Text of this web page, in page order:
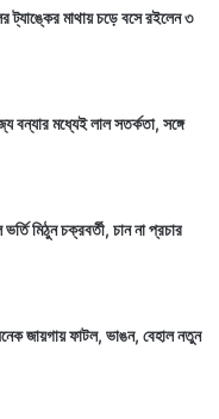
ট্যাঙ্কের মাথায় চড়ে বসে রইলেন ৩
বন্যার মধ্যেই লাল সতর্কতা, সঙ্গে
মিঠুন চক্রবর্তী, চান না প্রচার
জায়গায় ফাটল, ভাঙন, বেহাল নতুন